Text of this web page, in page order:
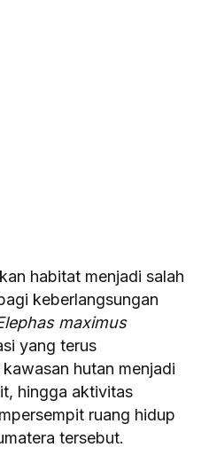
habitat menjadi salah
keberlangsungan
maximus
yang terus
hutan menjadi
hingga aktivitas
ruang hidup
tersebut.